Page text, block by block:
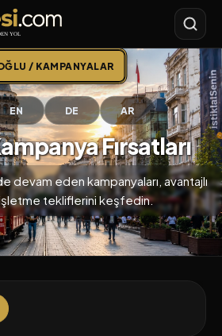
/ KAMPANYALAR
EN DE AR
Fırsatları
devam eden kampanyaları, avantajlı
işletme tekliflerini keşfedin.